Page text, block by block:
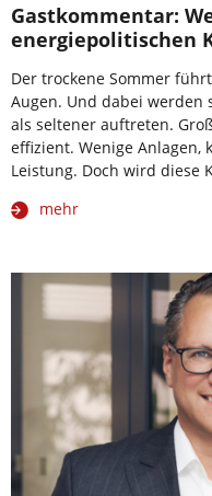
Gastkommentar:
energiepolitischen
Der trockene Sommer
Augen. Und dabei werden
als seltener auftreten.
effizient. Wenige Anlagen,
Leistung. Doch wird diese
mehr